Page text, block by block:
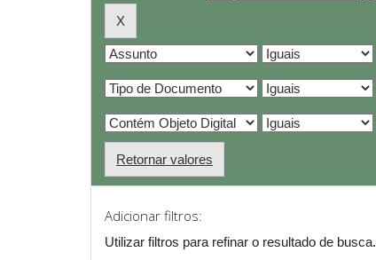
Retornar valores
Adicionar filtros:
Utilizar filtros para refinar o resultado de busca.